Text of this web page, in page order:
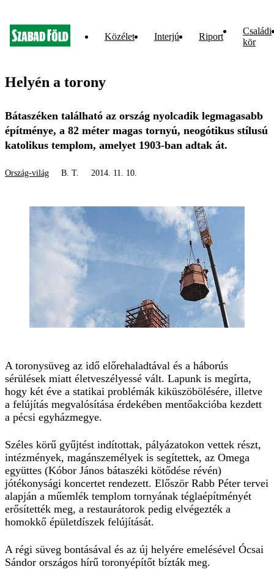
Közélet Interjú Riport
Családi
kör
Helyén a torony
Bátaszéken található az ország nyolcadik legmagasabb
építménye, a 82 méter magas tornyú, neogótikus stílusú
katolikus templom, amelyet 1903-ban adtak át.
Ország-világ B. T. 2014. 11. 10.
A toronysüveg az idő előrehaladtával és a háborús
sérülések miatt életveszélyessé vált. Lapunk is megírta,
hogy két éve a statikai problémák kiküszöbölésére, illetve
a felújítás megvalósítása érdekében mentőakcióba kezdett
a pécsi egyházmegye.
Széles körű gyűjtést indítottak, pályázatokon vettek részt,
intézmények, magánszemélyek is segítettek, az Omega
együttes (Kóbor János bátaszéki kötődése révén)
jótékonysági koncertet rendezett. Először Rabb Péter tervei
alapján a műemlék templom tornyának téglaépítményét
erősítették meg, a restaurátorok pedig elvégezték a
homokkő épületdíszek felújítását.
A régi süveg bontásával és az új helyére emelésével Ócsai
Sándor országos hírű toronyépítőt bízták meg.